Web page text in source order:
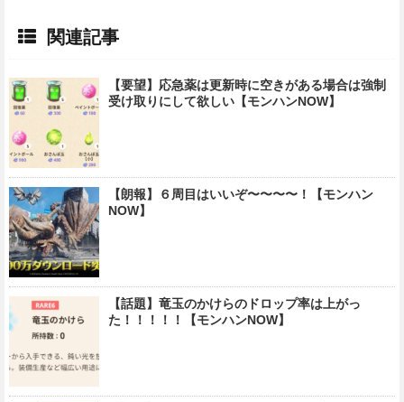
関連記事
【要望】応急薬は更新時に空きがある場合は強制
受け取りにして欲しい【モンハンNOW】
【朗報】６周目はいいぞ〜〜〜〜！【モンハン
NOW】
【話題】竜玉のかけらのドロップ率は上がっ
た！！！！！【モンハンNOW】